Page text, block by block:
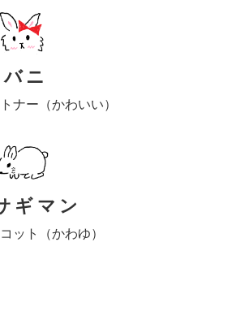
バニ
ナー（かわいい）
ギマン
ット（かわゆ）